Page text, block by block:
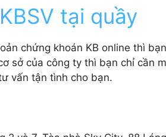
tại quầy
chứng khoán KB online thì
sở của công ty thì bạn chỉ cần
vấn tận tình cho bạn.